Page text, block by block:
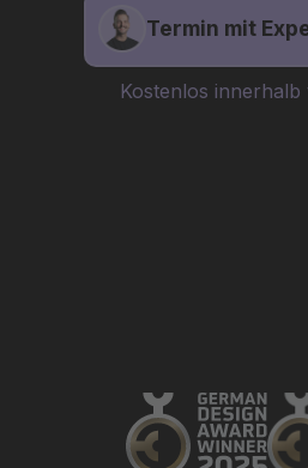
Termin mit
Kostenlos innerhalb